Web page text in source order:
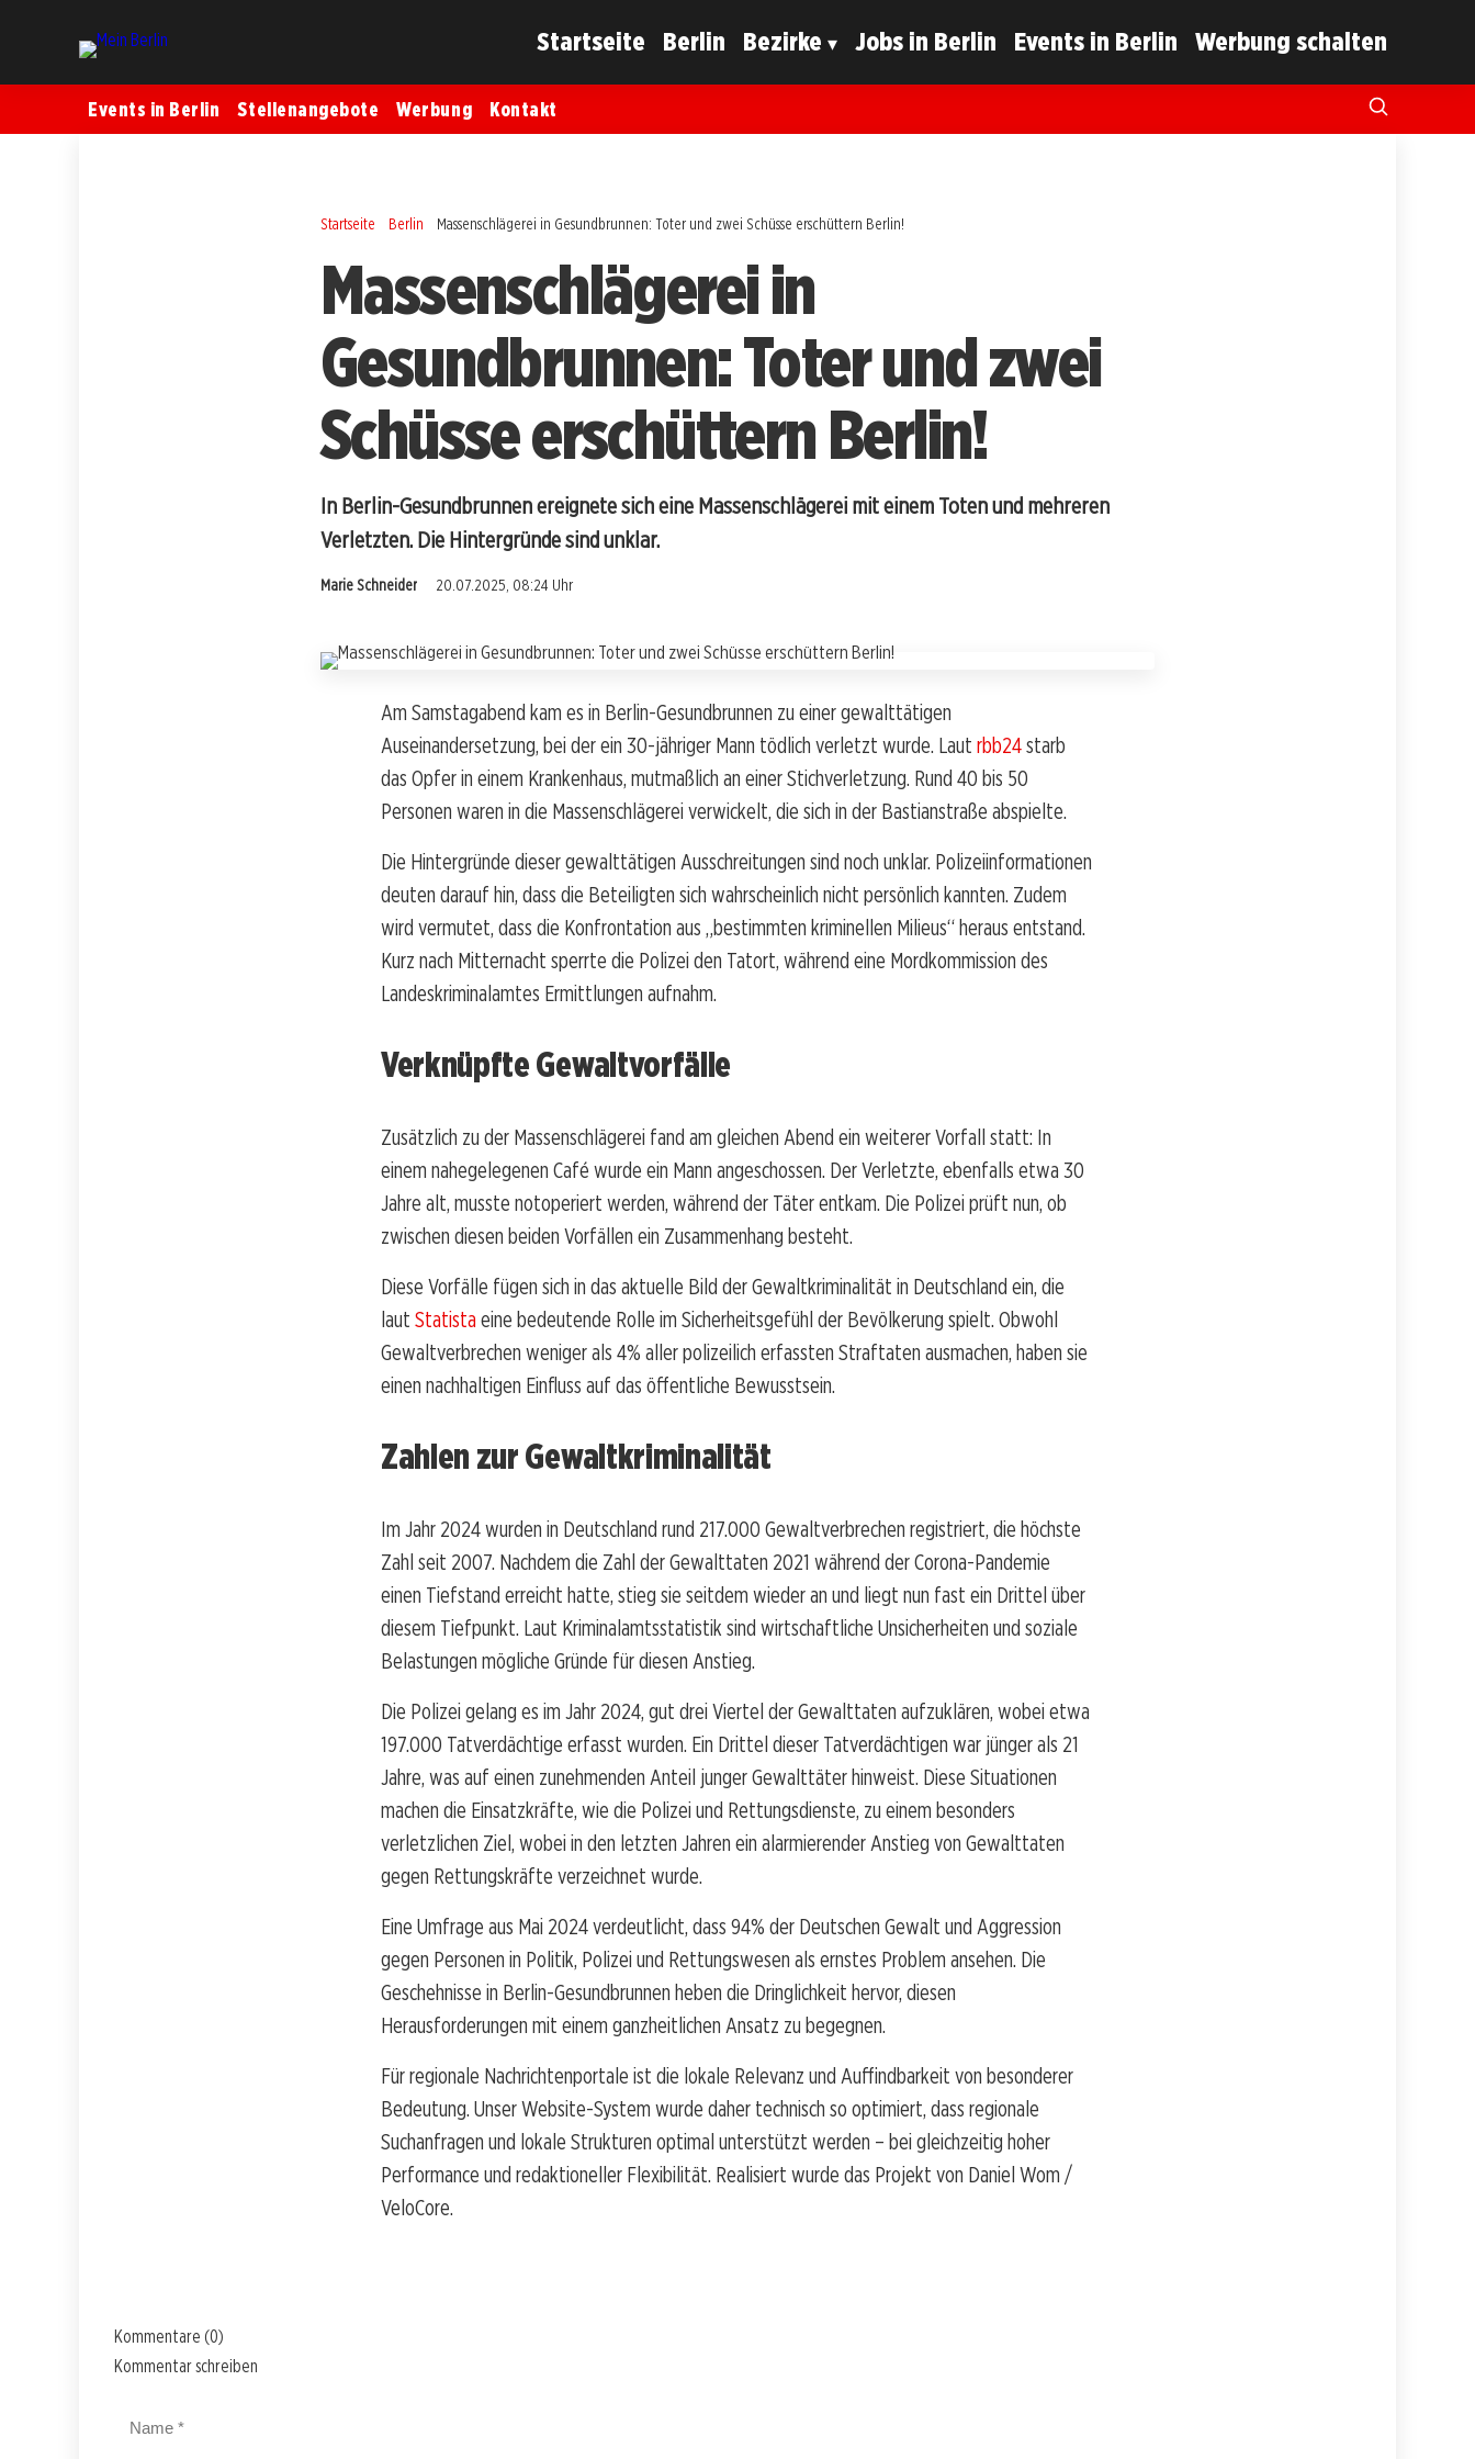
Startseite Berlin Bezirke Jobs in Berlin Events in Berlin Werbung schalten
Events in Berlin Stellenangebote Werbung Kontakt
Startseite Berlin Massenschlägerei in Gesundbrunnen: Toter und zwei Schüsse erschüttern Berlin!
Massenschlägerei in
Gesundbrunnen: Toter und zwei
Schüsse erschüttern Berlin!
In Berlin-Gesundbrunnen ereignete sich eine Massenschlägerei mit einem Toten und mehreren
Verletzten. Die Hintergründe sind unklar.
Marie Schneider 20.07.2025, 08:24 Uhr
Am Samstagabend kam es in Berlin-Gesundbrunnen zu einer gewalttätigen
Auseinandersetzung, bei der ein 30-jähriger Mann tödlich verletzt wurde. Laut rbb24starb
das Opfer in einem Krankenhaus, mutmaßlich an einer Stichverletzung. Rund 40 bis 50
Personen waren in die Massenschlägerei verwickelt, die sich in der Bastianstraße abspielte.
Die Hintergründe dieser gewalttätigen Ausschreitungen sind noch unklar. Polizeiinformationen
deuten darauf hin, dass die Beteiligten sich wahrscheinlich nicht persönlich kannten. Zudem
wird vermutet, dass die Konfrontation aus „bestimmten kriminellen Milieus“ heraus entstand.
Kurz nach Mitternacht sperrte die Polizei den Tatort, während eine Mordkommission des
Landeskriminalamtes Ermittlungen aufnahm.
Verknüpfte Gewaltvorfälle
Zusätzlich zu der Massenschlägerei fand am gleichen Abend ein weiterer Vorfall statt: In
einem nahegelegenen Café wurde ein Mann angeschossen. Der Verletzte, ebenfalls etwa 30
Jahre alt, musste notoperiert werden, während der Täter entkam. Die Polizei prüft nun, ob
zwischen diesen beiden Vorfällen ein Zusammenhang besteht.
Diese Vorfälle fügen sich in das aktuelle Bild der Gewaltkriminalität in Deutschland ein, die
laut Statista eine bedeutende Rolle im Sicherheitsgefühl der Bevölkerung spielt. Obwohl
Gewaltverbrechen weniger als 4% aller polizeilich erfassten Straftaten ausmachen, haben sie
einen nachhaltigen Einfluss auf das öffentliche Bewusstsein.
Zahlen zur Gewaltkriminalität
Im Jahr 2024 wurden in Deutschland rund 217.000 Gewaltverbrechen registriert, die höchste
Zahl seit 2007. Nachdem die Zahl der Gewalttaten 2021 während der Corona-Pandemie
einen Tiefstand erreicht hatte, stieg sie seitdem wieder an und liegt nun fast ein Drittel über
diesem Tiefpunkt. Laut Kriminalamtsstatistik sind wirtschaftliche Unsicherheiten und soziale
Belastungen mögliche Gründe für diesen Anstieg.
Die Polizei gelang es im Jahr 2024, gut drei Viertel der Gewalttaten aufzuklären, wobei etwa
197.000 Tatverdächtige erfasst wurden. Ein Drittel dieser Tatverdächtigen war jünger als 21
Jahre, was auf einen zunehmenden Anteil junger Gewalttäter hinweist. Diese Situationen
machen die Einsatzkräfte, wie die Polizei und Rettungsdienste, zu einem besonders
verletzlichen Ziel, wobei in den letzten Jahren ein alarmierender Anstieg von Gewalttaten
gegen Rettungskräfte verzeichnet wurde.
Eine Umfrage aus Mai 2024 verdeutlicht, dass 94% der Deutschen Gewalt und Aggression
gegen Personen in Politik, Polizei und Rettungswesen als ernstes Problem ansehen. Die
Geschehnisse in Berlin-Gesundbrunnen heben die Dringlichkeit hervor, diesen
Herausforderungen mit einem ganzheitlichen Ansatz zu begegnen.
Für regionale Nachrichtenportale ist die lokale Relevanz und Auffindbarkeit von besonderer
Bedeutung. Unser Website-System wurde daher technisch so optimiert, dass regionale
Suchanfragen und lokale Strukturen optimal unterstützt werden – bei gleichzeitig hoher
Performance und redaktioneller Flexibilität. Realisiert wurde das Projekt von Daniel Wom /
VeloCore.
Kommentare (0)
Kommentar schreiben